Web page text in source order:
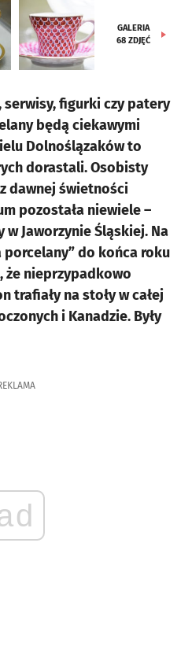
GALERIA
68 ZDJĘĆ
figurki czy patery
będą ciekawymi
Dolnoślązaków to
dorastali. Osobisty
dawnej świetności
pozostała niewiele –
Jaworzynie Śląskiej. Na
porcelany” do końca roku
że nieprzypadkowo
trafiały na stoły w całej
i Kanadzie. Były